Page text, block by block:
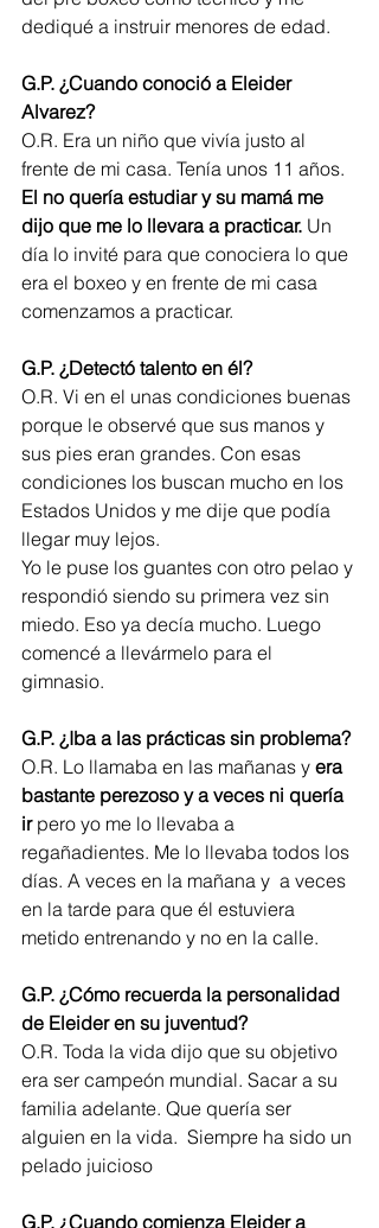
dediqué a instruir menores de edad.
G.P. ¿Cuando conoció a Eleider
Alvarez?
O.R. Era un niño que vivía justo al
frente de mi casa. Tenía unos 11 años.
El no quería estudiar y su mamá me
dijo que me lo llevara a practicar. Un
día lo invité para que conociera lo que
era el boxeo y en frente de mi casa
comenzamos a practicar.
G.P. ¿Detectó talento en él?
O.R. Vi en el unas condiciones buenas
porque le observé que sus manos y
sus pies eran grandes. Con esas
condiciones los buscan mucho en los
Estados Unidos y me dije que podía
llegar muy lejos.
Yo le puse los guantes con otro pelao y
respondió siendo su primera vez sin
miedo. Eso ya decía mucho. Luego
comencé a llevármelo para el
gimnasio.
G.P. ¿Iba a las prácticas sin problema?
O.R. Lo llamaba en las mañanas y era
bastante perezoso y a veces ni quería
ir pero yo me lo llevaba a
regañadientes. Me lo llevaba todos los
días. A veces en la mañana y  a veces
en la tarde para que él estuviera
metido entrenando y no en la calle.
G.P. ¿Cómo recuerda la personalidad
de Eleider en su juventud?
O.R. Toda la vida dijo que su objetivo
era ser campeón mundial. Sacar a su
familia adelante. Que quería ser
alguien en la vida.  Siempre ha sido un
pelado juicioso
G.P. ¿Cuando comienza Eleider a